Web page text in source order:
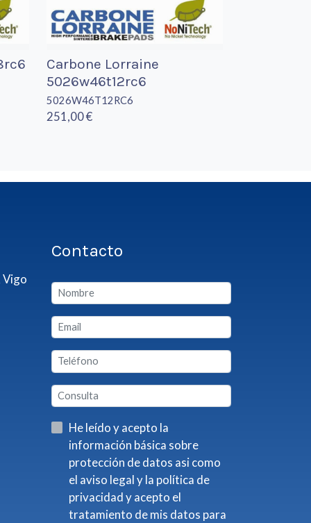
Carbone Lorraine
5026w46t12rc6
5026W46T12RC6
251,00 €
Vigo
Contacto
He leído y acepto la
información básica sobre
protección de datos asi como
el aviso legal y la política de
privacidad y acepto el
tratamiento de mis datos para